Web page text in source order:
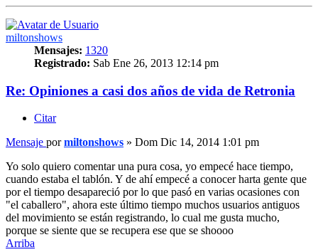
miltonshows
Mensajes: 1320
Registrado: Sab Ene 26, 2013 12:14 pm
Re: Opiniones a casi dos años de vida de Retronia
Citar
Mensaje pormiltonshows » Dom Dic 14, 2014 1:01 pm
Yo solo quiero comentar una pura cosa, yo empecé hace tiempo,
cuando estaba el tablón. Y de ahí empecé a conocer harta gente que
por el tiempo desapareció por lo que pasó en varias ocasiones con
"el caballero", ahora este último tiempo muchos usuarios antiguos
del movimiento se están registrando, lo cual me gusta mucho,
porque se siente que se recupera ese que se shoooo
Arriba